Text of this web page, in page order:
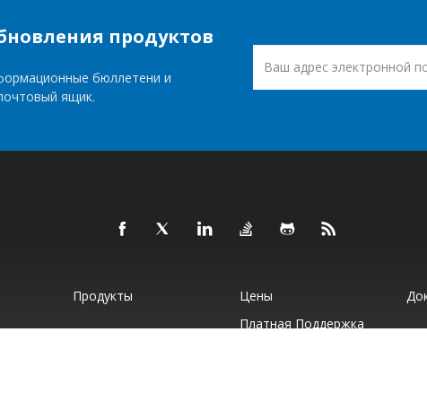
продуктов
бюллетени и
ящик.
Продукты Цены
Платная Поддержка